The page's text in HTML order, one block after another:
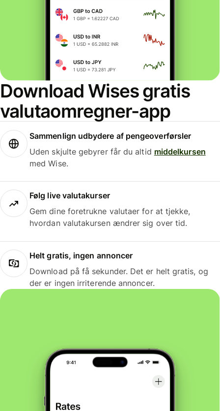
Download Wises gratis
valutaomregner-app
Sammenlign udbydere af pengeoverførsler
Uden skjulte gebyrer får du altid middelkursen
med Wise.
Følg live valutakurser
Gem dine foretrukne valutaer for at tjekke,
hvordan valutakursen ændrer sig over tid.
Helt gratis, ingen annoncer
Download på få sekunder. Det er helt gratis, og
der er ingen irriterende annoncer.